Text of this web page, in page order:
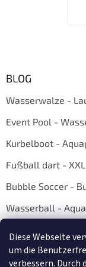
Diese Webseite
um die
verbessern. Durch
BLOG
Wasserwalze -
Event Pool -
Kurbelboot -
Fußball dart -
Bubble Soccer -
Wasserball -